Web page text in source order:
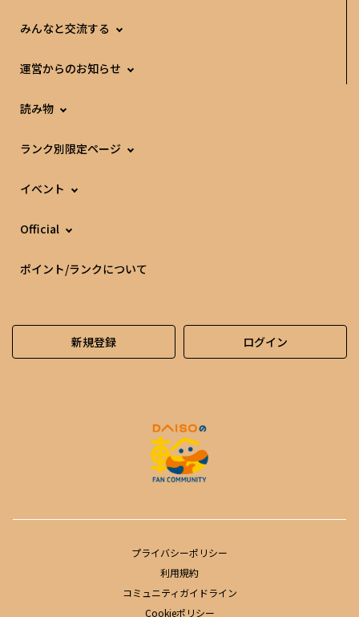
みんなと交流する
運営からのお知らせ
読み物
ランク別限定ページ
イベント
Official
ポイント/ランクについて
新規登録 ログイン
プライバシーポリシー
利用規約
コミュニティガイドライン
Cookieポリシー